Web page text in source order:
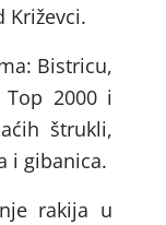
Križevci.
Bistricu,
Top 2000 i
štrukli,
i gibanica.
rakija u